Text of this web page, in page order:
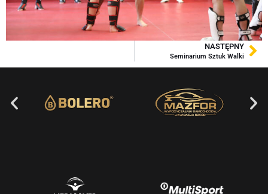
NASTĘPNY
Seminarium Sztuk Walki